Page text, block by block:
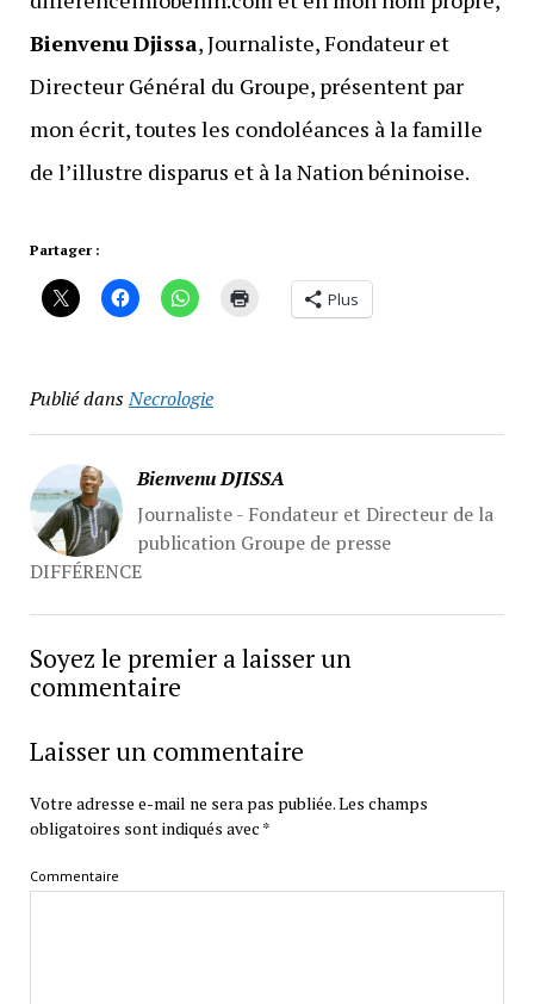
BienvenuDjissa, Journaliste, Fondateur et
Directeur Général du Groupe, présentent par
mon écrit, toutes les condoléances à la famille
de l’illustre disparus et à la Nation béninoise.
Partager :
Plus
Publié dansNecrologie
Bienvenu DJISSA
Journaliste - Fondateur et Directeur de la
publication Groupe de presse
DIFFÉRENCE
Soyez le premier a laisser un
commentaire
Laisser un commentaire
Votre adresse e-mail ne sera pas publiée.Les champs
obligatoires sont indiqués avec *
Commentaire